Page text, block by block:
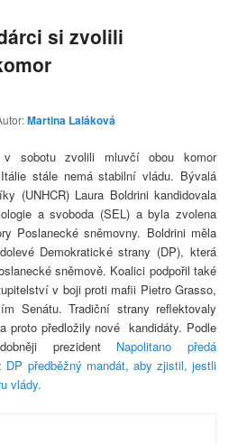
si zvolili
Martina Laláková
sobotu zvolili mluvčí obou komor
stále nemá stabilní vládu. Bývalá
(UNHCR) Laura Boldrini kandidovala
a svoboda (SEL) a byla zvolena
Poslanecké sněmovny. Boldrini měla
Demokratické strany (DP), která
sněmově. Koalici podpořil také
v boji proti mafii Pietro Grasso,
Senátu. Tradiční strany reflektovaly
proto předložily nové kandidáty. Podle
prezident Napolitano předá
DP předběžný mandát, aby zjistil, jestli
vlády.